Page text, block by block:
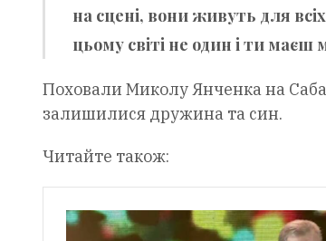
на сцені, вони живуть для
цьому світі не один і ти маєш
Поховали Миколу Янченка на
залишилися дружина та син.
Читайте також: